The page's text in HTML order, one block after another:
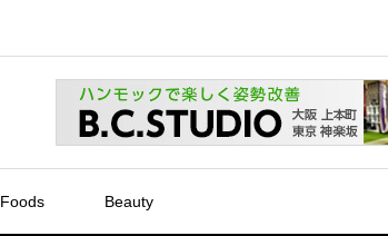
Foods Beauty